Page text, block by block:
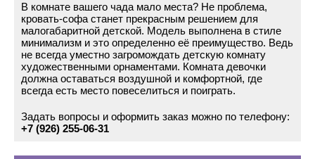
В комнате вашего чада мало места? Не проблема,
кровать-софа станет прекрасным решением для
малогабаритной детской. Модель выполнена в стиле
минимализм и это определенно её преимущество. Ведь
не всегда уместно загромождать детскую комнату
художественными орнаментами. Комната девочки
должна оставаться воздушной и комфортной, где
всегда есть место повеселиться и поиграть.
Задать вопросы и оформить заказ можно по телефону:
+7 (926) 255-06-31